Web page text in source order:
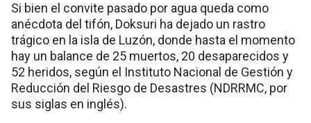
Si bien el convite pasado por agua queda como
anécdota del tifón, Doksuri ha dejado un rastro
trágico en la isla de Luzón, donde hasta el momento
hay un balance de 25 muertos, 20 desaparecidos y
52 heridos, según el Instituto Nacional de Gestión y
Reducción del Riesgo de Desastres (NDRRMC, por
sus siglas en inglés).